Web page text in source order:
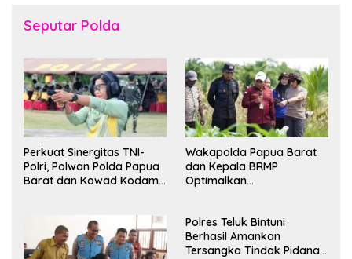
Seputar Polda
Perkuat Sinergitas TNI-
Polri, Polwan Polda Papua
Barat dan Kowad Kodam
Persahabatan
Wakapolda Papua Barat
dan Kepala BRMP
Optimalkan
Pangan Papua Barat
Polres Teluk Bintuni
Berhasil Amankan
Tersangka Tindak Pidana